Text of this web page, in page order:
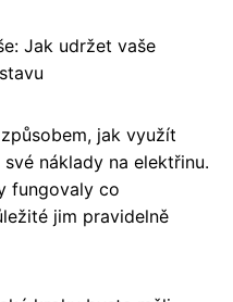
Jak udržet vaše
jak využít
náklady na elektřinu.
fungovaly co
jim pravidelně